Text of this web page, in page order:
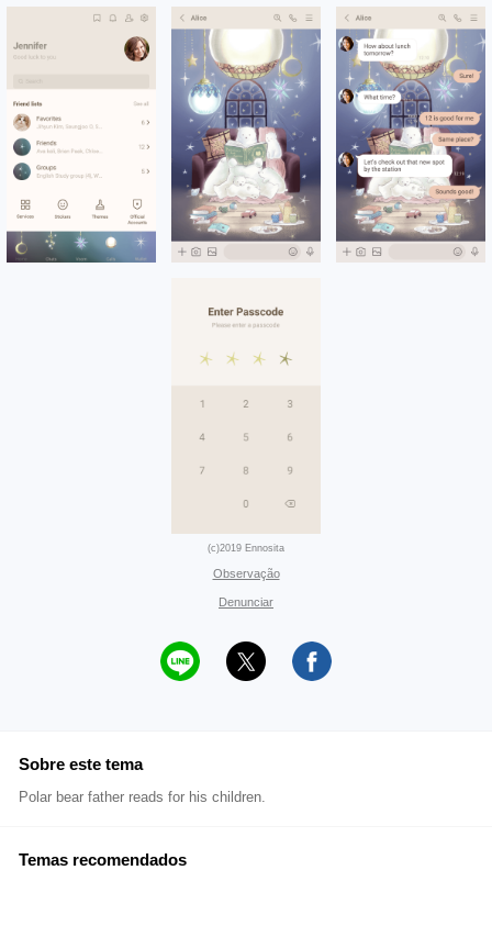
(c)2019 Ennosita
Observação
Denunciar
Sobre este tema
Polar bear father reads for his children.
Temas recomendados